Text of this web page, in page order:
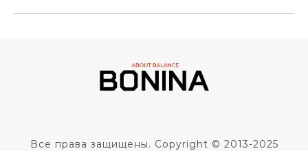
Все права защищены. Copyright © 2013-2025